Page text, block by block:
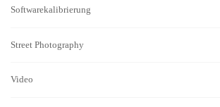
Softwarekalibrierung
Street Photography
Video